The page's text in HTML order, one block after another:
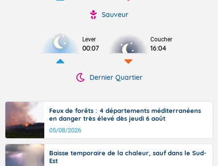
Sauveur
Lever
00:07
Coucher
16:04
Dernier Quartier
Feux de forêts : 4 départements méditerranéens
en danger très élevé dès jeudi 6 août
05/08/2026
Baisse temporaire de la chaleur, sauf dans le Sud-
Est